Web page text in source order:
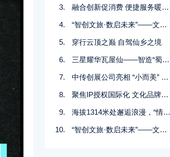
融合创新促消费 便捷服务暖人心——“美好生活”文旅消费展区在湖北武汉国际博览中心开幕
“智创文旅·数启未来”——文化和旅游新业态新场景供需对接行动（沉浸式文旅）主题活动在浙江杭州举办
​穿行云顶之巅 自驾仙乡之境
三星耀华瓦屋仙——智造“蜀山遇仙”传承弘扬中医药文化
中传创展公司亮相 “小而美” 场景焕新示范工作郴州现场会
聚焦IP授权国际化 文化品牌出海再启程——2025年“中国文化和旅游IP授权系列活动”在香港举行
海拔1314米处邂逅浪漫，“情定云南·爱上红河”盛启
“智创文旅·数启未来”——文化和旅游新业态新场景供需对接行动（沉浸式文旅）主题活动在湖南长沙举办